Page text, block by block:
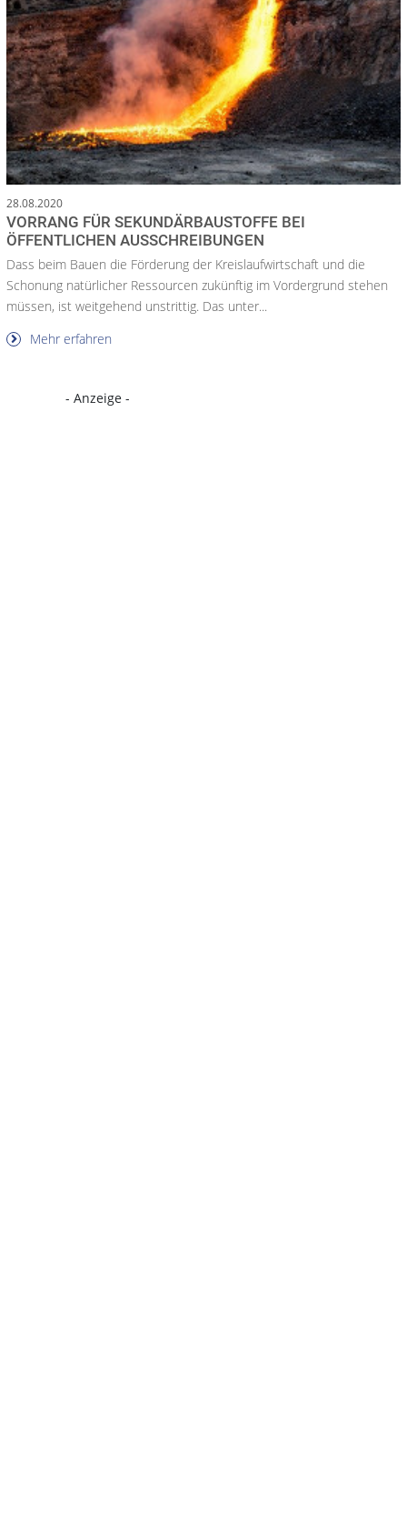
28.08.2020
VORRANG FÜR SEKUNDÄRBAUSTOFFE BEI
ÖFFENTLICHEN AUSSCHREIBUNGEN
Dass beim Bauen die Förderung der Kreislaufwirtschaft und die
Schonung natürlicher Ressourcen zukünftig im Vordergrund stehen
müssen, ist weitgehend unstrittig. Das unter...
Mehr erfahren
- Anzeige -